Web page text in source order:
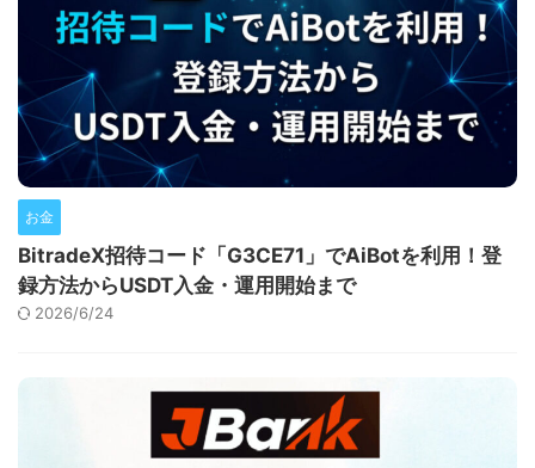
お金
BitradeX招待コード「G3CE71」でAiBotを利用！登
録方法からUSDT入金・運用開始まで
2026/6/24